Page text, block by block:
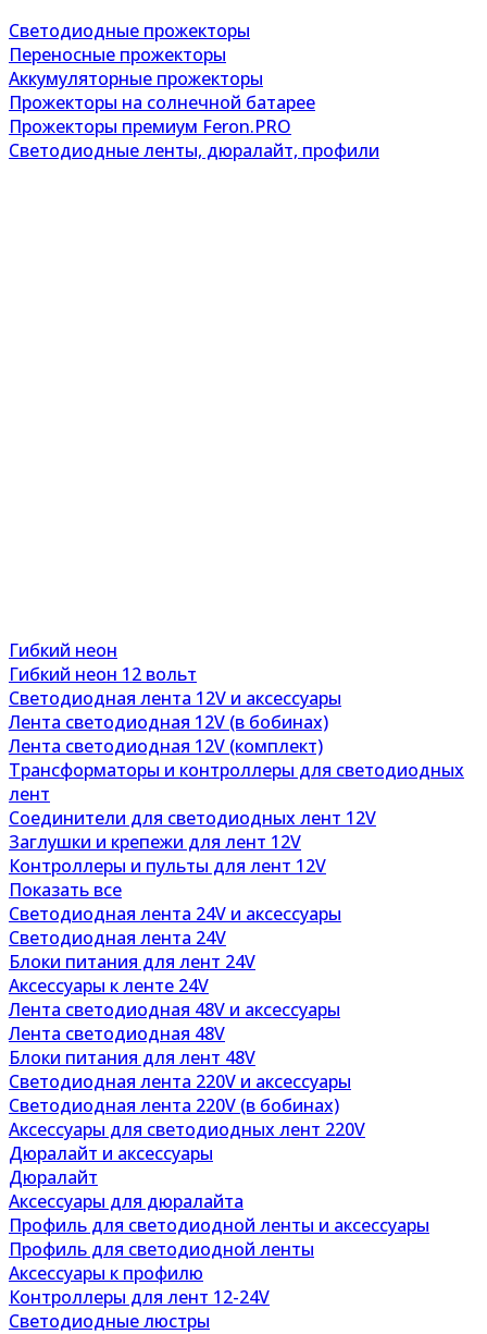
Светодиодные прожекторы
Переносные прожекторы
Аккумуляторные прожекторы
Прожекторы на солнечной батарее
Прожекторы премиум Feron.PRO
Светодиодные ленты, дюралайт, профили
Гибкий неон
Гибкий неон 12 вольт
Светодиодная лента 12V и аксессуары
Лента светодиодная 12V (в бобинах)
Лента светодиодная 12V (комплект)
Трансформаторы и контроллеры для светодиодных
лент
Соединители для светодиодных лент 12V
Заглушки и крепежи для лент 12V
Контроллеры и пульты для лент 12V
Показать все
Светодиодная лента 24V и аксессуары
Светодиодная лента 24V
Блоки питания для лент 24V
Аксессуары к ленте 24V
Лента светодиодная 48V и аксессуары
Лента светодиодная 48V
Блоки питания для лент 48V
Светодиодная лента 220V и аксессуары
Светодиодная лента 220V (в бобинах)
Аксессуары для светодиодных лент 220V
Дюралайт и аксессуары
Дюралайт
Аксессуары для дюралайта
Профиль для светодиодной ленты и аксессуары
Профиль для светодиодной ленты
Аксессуары к профилю
Контроллеры для лент 12-24V
Светодиодные люстры